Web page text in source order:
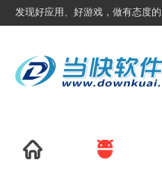
发现好应用、好游戏，做有态度